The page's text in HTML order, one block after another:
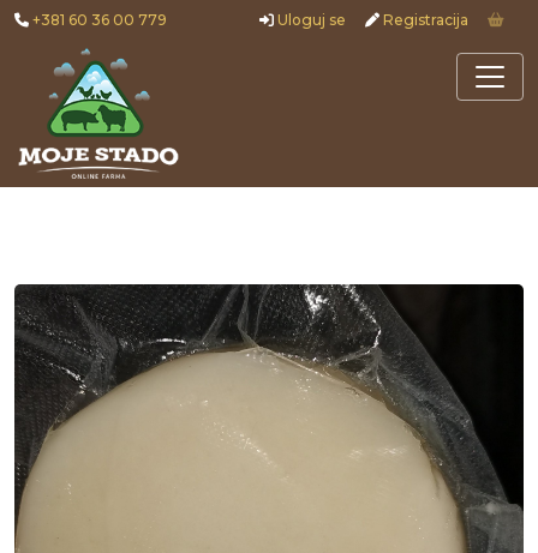
+381 60 36 00 779 Uloguj se Registracija